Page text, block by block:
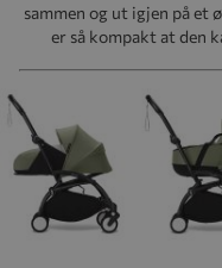
sammen og ut igjen på et
er så kompakt at den